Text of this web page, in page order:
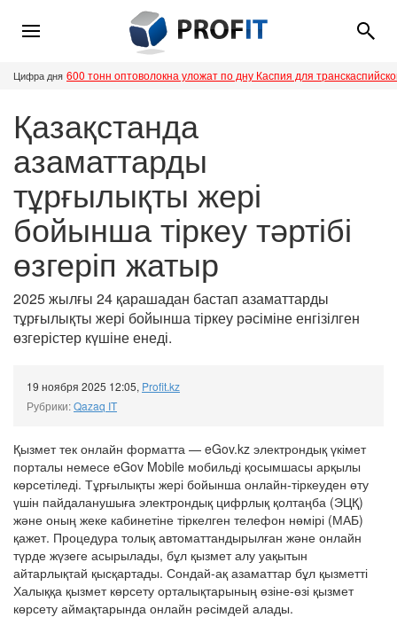
Цифра дня 600 тонн оптоволокна уложат по дну Каспия для
Қазақстанда
азаматтарды
тұрғылықты жері
бойынша тіркеу тәртібі
өзгеріп жатыр
2025 жылғы 24 қарашадан бастап азаматтарды
тұрғылықты жері бойынша тіркеу рәсіміне енгізілген
өзгерістер күшіне енеді.
19 ноября 2025 12:05, Profit.kz
Рубрики:Qazaq IT
Қызмет тек онлайн форматта — eGov.kz электрондық үкімет
порталы немесе eGov Mobile мобильді қосымшасы арқылы
көрсетіледі. Тұрғылықты жері бойынша онлайн-тіркеуден өту
үшін пайдаланушыға электрондық цифрлық қолтаңба (ЭЦҚ)
және оның жеке кабинетіне тіркелген телефон нөмірі (МАБ)
қажет. Процедура толық автоматтандырылған және онлайн
түрде жүзеге асырылады, бұл қызмет алу уақытын
айтарлықтай қысқартады. Сондай-ақ азаматтар бұл қызметті
Халыққа қызмет көрсету орталықтарының өзіне-өзі қызмет
көрсету аймақтарында онлайн рәсімдей алады.